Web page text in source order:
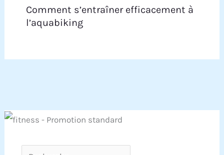
Comment s’entraîner efficacement à
l’aquabiking